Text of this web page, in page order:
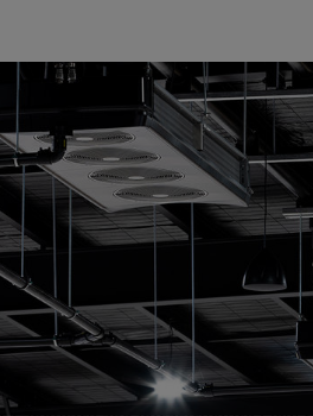
Kylning av rum
Rumskylning är avgörande för att
destilleriproduktion och